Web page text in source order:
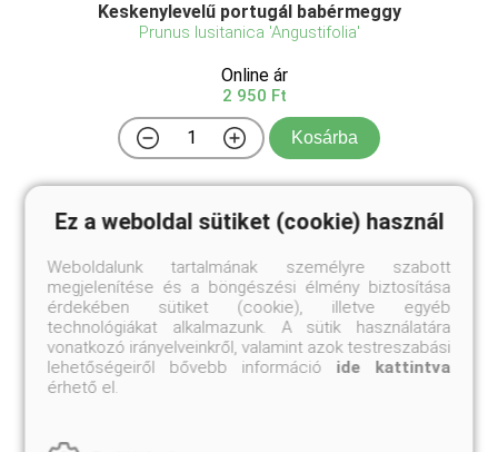
Keskenylevelű portugál babérmeggy
Prunus lusitanica 'Angustifolia'
Online ár
2 950 Ft
Kosárba
A keskeny levelű portugál babérmeggy a klasszikus
portugál babérmeggy elegáns, finomabb
megjelenésű változata, amely keskenyebb leveleivel
és természetes sűrűségével tűnik ki. Kifejlett
magassága 3-5 méter, szélessége 2-3 méter, így
kisebb termetű fá ...
Ez a weboldal sütiket (cookie) használ
Weboldalunk tartalmának személyre szabott
megjelenítése és a böngészési élmény biztosítása
érdekében sütiket (cookie), illetve egyéb
technológiákat alkalmazunk. A sütik használatára
vonatkozó irányelveinkről, valamint azok testreszabási
lehetőségeiről bővebb információ ide kattintva
érhető el.